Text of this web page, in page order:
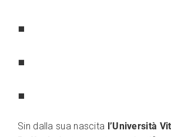
Sin dalla sua nascita l’Università